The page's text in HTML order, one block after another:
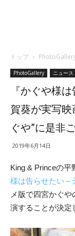
トップ
PhotoGallery ニュース
『かぐや様
賀葵が実写
ぐや”に是非
2019年6月14日
King & Princeの平
様は告らせたい～
メ版で四宮かぐ
演することが決定